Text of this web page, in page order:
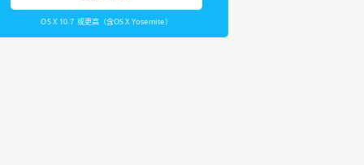
OS X 10.7 或更高（含OS X Yosemite）